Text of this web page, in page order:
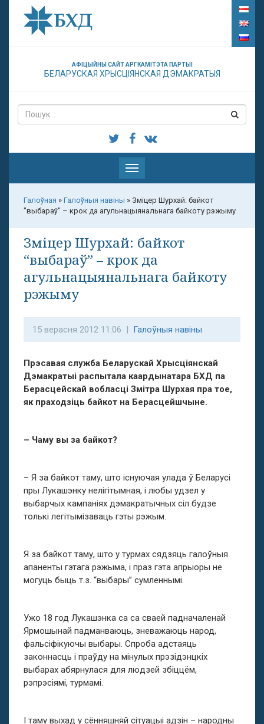
АФІЦЫЙНЫ САЙТ АРГКАМІТЭТА ПАРТЫІ
БЕЛАРУСКАЯ ХРЫСЦІЯНСКАЯ ДЭМАКРАТЫЯ
Паказаць
меню
Галоўная » Галоўныя навіны » Зміцер Шурхай: байкот
"выбараў" – крок да агульнацыянальнага байкоту рэжыму
Зміцер Шурхай: байкот
“выбараў” – крок да
агульнацыянальнага байкоту
рэжыму
15 верасня 2012 11:06 | Галоўныя навіны
Прэсавая служба Беларускай Хрысціянскай
Дэмакратыі распытала каардынатара БХД па
Берасцейскай вобласці Змітра Шурхая пра тое,
як праходзіць байкот на Берасцейшчыне.
– Чаму вы за байкот?
– Я за байкот таму, што існуючая улада ў Беларусі
пры Лукашэнку нелігітымная, і любы удзел у
выбарчых кампаніях дэмакратычных сіл будзе
толькі легітымізаваць гэты рэжым.
Я за байкот таму, што у турмах сядзяць галоўныя
апаненты гэтага рэжыма, і праз гэта апрыоры не
могуць быць т.з. “выбары” сумленнымі.
Ужо 18 год Лукашэнка са са сваей падначаленай
Ярмошынай падманваюць, зневажаюць народ,
фальсіфікуючы выбары. Спроба адстаяць
законнасць і праўду на мінулых прэзідэнцкіх
выбарах абярнулася для людзей збіццём,
рэпрэсіямі, турмамі.
І таму выхад у сённяшняй сітуацыі адзін – народны